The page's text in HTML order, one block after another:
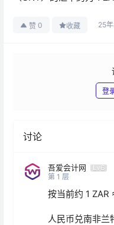
赞 0 收藏 25
登
讨论
吾爱会计网
Lv6
第 1 层
按当前约 1 ZAR
人民币兑南非兰